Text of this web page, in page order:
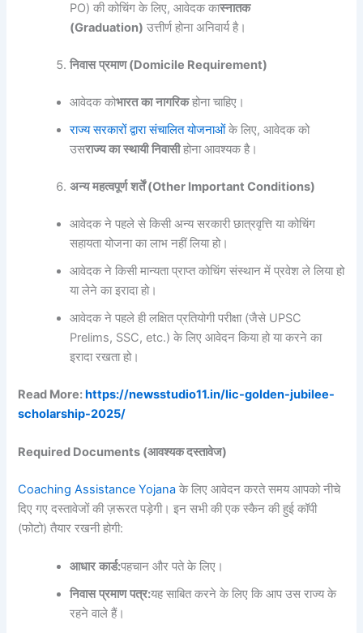
PO) की कोचिंग के लिए, आवेदक कास्नातक
(Graduation) उत्तीर्ण होना अनिवार्य है।
निवास प्रमाण(Domicile Requirement)
आवेदक कोभारत का नागरिकहोना चाहिए।
राज्य सरकारों द्वारा संचालित योजनाओंके लिए, आवेदक को
उसराज्य का स्थायी निवासीहोना आवश्यक है।
अन्य महत्वपूर्ण शर्तें(Other Important Conditions)
आवेदक ने पहले से किसी अन्य सरकारी छात्रवृत्ति या कोचिंग
सहायता योजना का लाभ नहीं लिया हो।
आवेदक ने किसी मान्यता प्राप्त कोचिंग संस्थान में प्रवेश ले लिया हो
या लेने का इरादा हो।
आवेदक ने पहले ही लक्षित प्रतियोगी परीक्षा (जैसे UPSC
Prelims, SSC, etc.) के लिए आवेदन किया हो या करने का
इरादा रखता हो।
Read More:https://newsstudio11.in/lic-golden-jubilee-
scholarship-2025/
Required Documents (आवश्यक दस्तावेज)
Coaching Assistance Yojana के लिए आवेदन करते समय आपको नीचे
दिए गए दस्तावेजों की ज़रूरत पड़ेगी। इन सभी की एक स्कैन की हुई कॉपी
(फोटो) तैयार रखनी होगी:
आधार कार्ड:पहचान और पते के लिए।
निवास प्रमाण पत्र:यह साबित करने के लिए कि आप उस राज्य के
रहने वाले हैं।